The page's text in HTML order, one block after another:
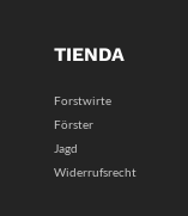
TIENDA
Forstwirte
Förster
Jagd
Widerrufsrecht